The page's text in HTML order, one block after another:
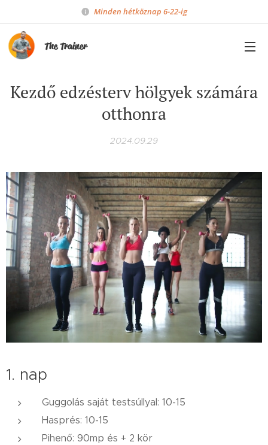
Minden hétköznap 6-22-ig
The Trainer
Kezdő edzésterv hölgyek számára
otthonra
2024.09.29
1. nap
Guggolás saját testsúllyal: 10-15
Hasprés: 10-15
Pihenő: 90mp és + 2 kör